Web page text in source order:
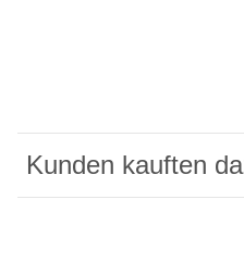
Kunden kauften